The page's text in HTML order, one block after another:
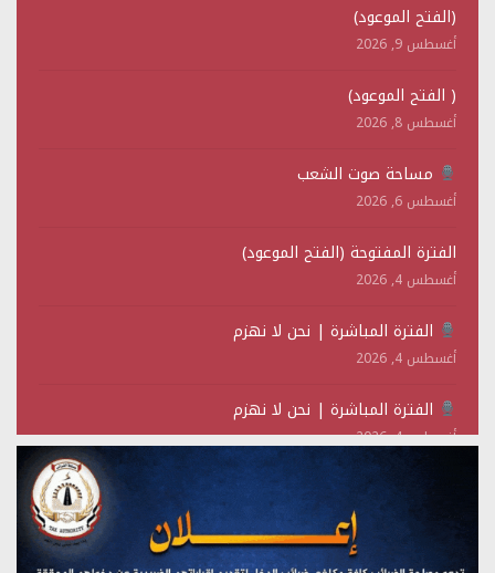
(الفتح الموعود)
أغسطس 9, 2026
( الفتح الموعود)
أغسطس 8, 2026
مساحة صوت الشعب
أغسطس 6, 2026
الفترة المفتوحة (الفتح الموعود)
أغسطس 4, 2026
الفترة المباشرة | نحن لا نهزم
أغسطس 4, 2026
الفترة المباشرة | نحن لا نهزم
أغسطس 4, 2026
الليلة | الساعة 10:00 مساءً
أغسطس 2, 2026
تستمعون لبرنامج (حدث في مثل هذا اليوم)